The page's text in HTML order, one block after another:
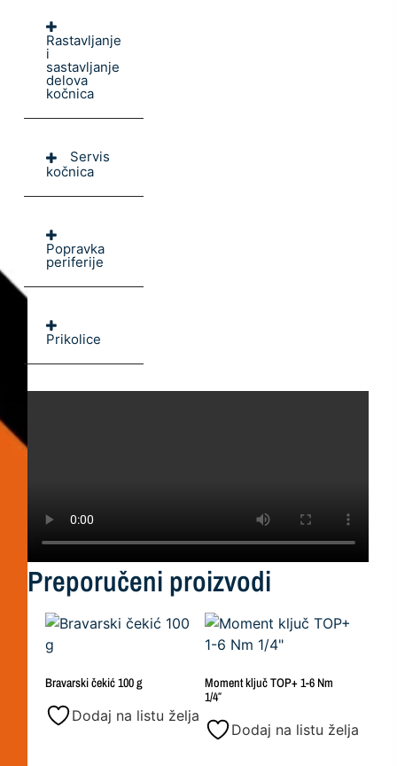
Rastavljanje
i
sastavljanje
delova
kočnica
Servis
kočnica
Popravka
periferije
Prikolice
Preporučeni proizvodi
Bravarski čekić 100 g
Dodaj na listu želja
Moment ključ TOP+ 1-6 Nm
1/4″
Dodaj na listu želja